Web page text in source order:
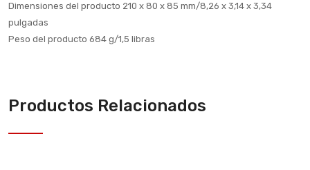
Dimensiones del producto 210 x 80 x 85 mm/8,26 x 3,14 x 3,34
pulgadas
Peso del producto 684 g/1,5 libras
Productos Relacionados